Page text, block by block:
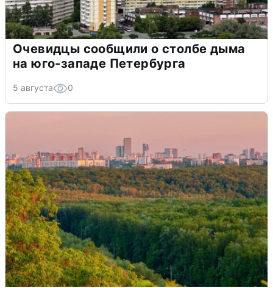
Очевидцы сообщили о столбе дыма
на юго-западе Петербурга
5 августа 0